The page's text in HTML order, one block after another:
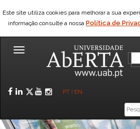
Este site utiliza cookies para melhorar a sua
informação consulte a nossa Política de
Toggle
Facebook
LinkedIn
Twitter
YouTube
Instagram
PT EN
Caixa
de